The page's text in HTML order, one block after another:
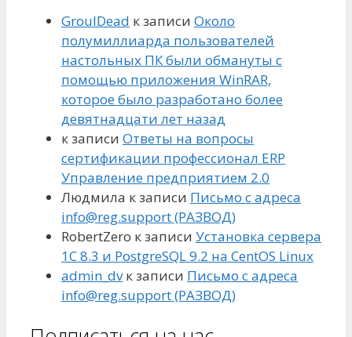
GroulDead к записи Около
полумиллиарда пользователей
настольных ПК были обмануты с
помощью приложения WinRAR,
которое было разработано более
девятнадцати лет назад
к записи Ответы на вопросы
сертификации профессионал ERP
Управление предприятием 2.0
Людмила к записи Письмо с адреса
info@reg.support (РАЗВОД)
RobertZero к записи Установка сервера
1С 8.3 и PostgreSQL 9.2 на CentOS Linux
admin_dvк записи Письмо с адреса
info@reg.support (РАЗВОД)